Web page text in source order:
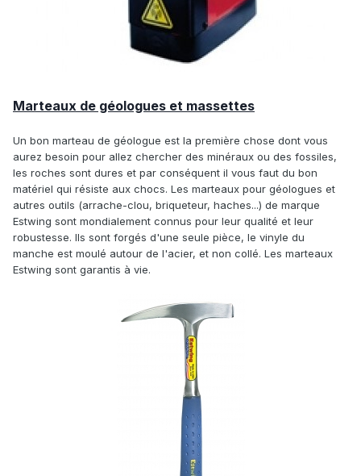
Marteaux de géologues et massettes
Un bon marteau de géologue est la première chose dont vous
aurez besoin pour allez chercher des minéraux ou des fossiles,
les roches sont dures et par conséquent il vous faut du bon
matériel qui résiste aux chocs. Les marteaux pour géologues et
autres outils (arrache-clou, briqueteur, haches...) de marque
Estwing sont mondialement connus pour leur qualité et leur
robustesse. Ils sont forgés d'une seule pièce, le vinyle du
manche est moulé autour de l'acier, et non collé. Les marteaux
Estwing sont garantis à vie.